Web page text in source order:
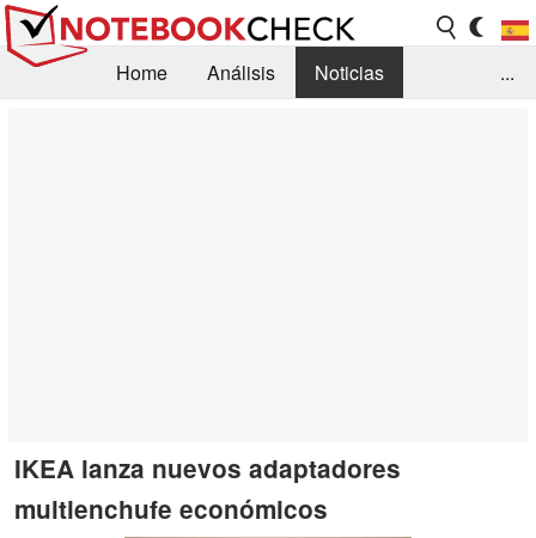
Home Análisis
Noticias
...
IKEA lanza nuevos adaptadores
multienchufe económicos